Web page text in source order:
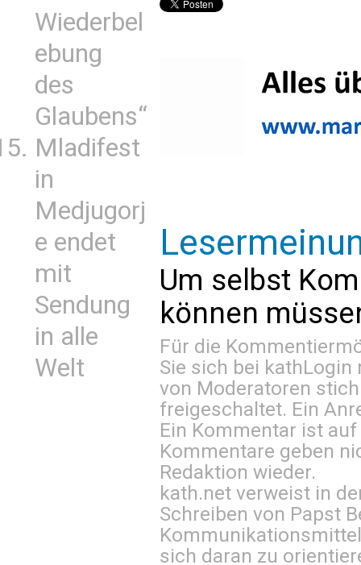
Wiederbel
ebung
des
Glaubens“
Mladifest
in
Medjugorj
e endet
mit
Sendung
in alle
Welt
Um selbst
können
Für die
Sie sich bei kathLogin
von Moderatoren
freigeschaltet. Ein
Ein Kommentar ist
Kommentare geben
Redaktion wieder.
kath.net verweist in
Schreiben von Papst
sich daran zu